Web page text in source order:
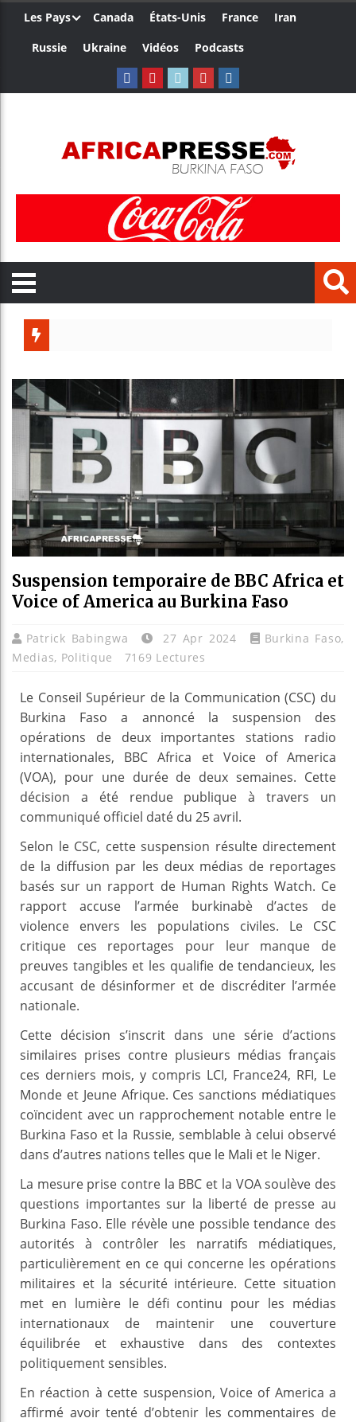
Les Pays Canada États-Unis France
Iran
Russie
Ukraine Vidéos Podcasts
Suspension temporaire de BBC Africa et
Voice of America au Burkina Faso
Patrick Babingwa 27 Apr 2024 Burkina Faso,
Medias, Politique 7169 Lectures
Le Conseil Supérieur de la Communication (CSC) du
Burkina Faso a annoncé la suspension des
opérations de deux importantes stations radio
internationales, BBC Africa et Voice of America
(VOA), pour une durée de deux semaines. Cette
décision a été rendue publique à travers un
communiqué officiel daté du 25 avril.
Selon le CSC, cette suspension résulte directement
de la diffusion par les deux médias de reportages
basés sur un rapport de Human Rights Watch. Ce
rapport accuse l’armée burkinabè d’actes de
violence envers les populations civiles. Le CSC
critique ces reportages pour leur manque de
preuves tangibles et les qualifie de tendancieux, les
accusant de désinformer et de discréditer l’armée
nationale.
Cette décision s’inscrit dans une série d’actions
similaires prises contre plusieurs médias français
ces derniers mois, y compris LCI, France24, RFI, Le
Monde et Jeune Afrique. Ces sanctions médiatiques
coïncident avec un rapprochement notable entre le
Burkina Faso et la Russie, semblable à celui observé
dans d’autres nations telles que le Mali et le Niger.
La mesure prise contre la BBC et la VOA soulève des
questions importantes sur la liberté de presse au
Burkina Faso. Elle révèle une possible tendance des
autorités à contrôler les narratifs médiatiques,
particulièrement en ce qui concerne les opérations
militaires et la sécurité intérieure. Cette situation
met en lumière le défi continu pour les médias
internationaux de maintenir une couverture
équilibrée et exhaustive dans des contextes
politiquement sensibles.
En réaction à cette suspension, Voice of America a
affirmé avoir tenté d’obtenir les commentaires de